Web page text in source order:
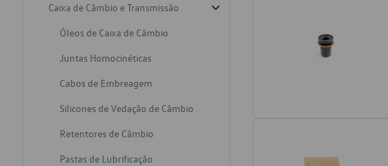
Caixa de Câmbio e Transmissão
Óleos de Caixa de Câmbio
Juntas Homocinéticas
Cabos de Embreagem
Silicones de Vedação de Câmbio
Retentores de Câmbio
Pastas de Lubrificação